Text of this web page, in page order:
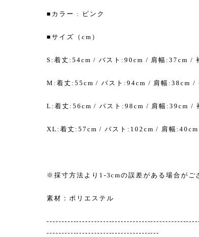
■カラー : ピンク
■サイズ（cm）
S:着丈:54cm / バスト:90cm / 肩幅:37cm /
M:着丈:55cm / バスト:94cm / 肩幅:38cm /
L:着丈:56cm / バスト:98cm / 肩幅:39cm /
XL:着丈:57cm / バスト:102cm / 肩幅
※採寸方法より1-3cmの誤差がある場合がご
素材：ポリエステル
--------------------------------------